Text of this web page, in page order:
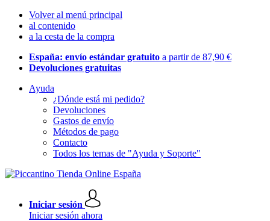
Volver al menú principal
al contenido
a la cesta de la compra
España: envío estándar gratuito a partir de 87,90 €
Devoluciones gratuitas
Ayuda
¿Dónde está mi pedido?
Devoluciones
Gastos de envío
Métodos de pago
Contacto
Todos los temas de "Ayuda y Soporte"
Iniciar sesión
Iniciar sesión ahora